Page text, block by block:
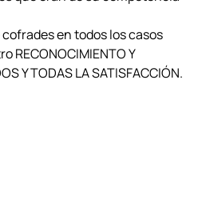
en todos los casos
RECONOCIMIENTO Y
Y TODAS LA SATISFACCIÓN.